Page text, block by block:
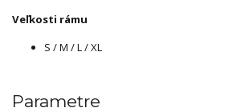
Veľkosti rámu
S / M / L / XL
Parametre